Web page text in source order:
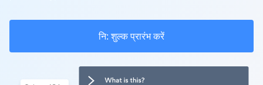
नि: शुल्क प्रारंभ करें